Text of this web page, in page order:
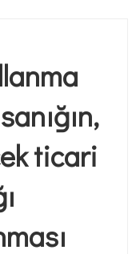
ticari